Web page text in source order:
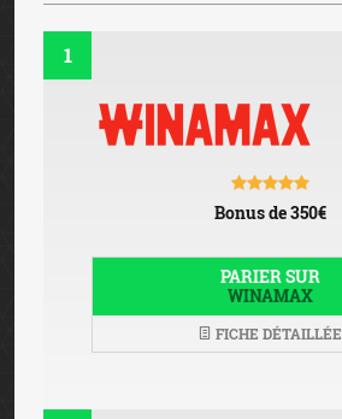
1
Bonus de 350€
PARIER SUR
WINAMAX
FICHE DÉTAILLÉE